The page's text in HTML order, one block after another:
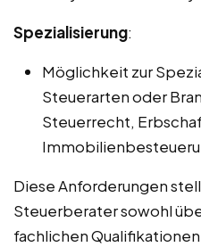
Spezialisierung:
Möglichkeit zur
Steuerarten oder
Steuerrecht,
Diese Anforderungen
Steuerberater sowohl
fachlichen Qualifikationen